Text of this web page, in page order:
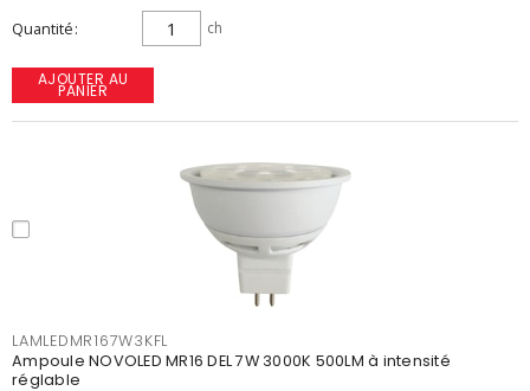
Quantité ch
AJOUTER AU
PANIER
LAMLEDMR167W3KFL
Ampoule NOVOLED MR16 DEL 7W 3000K 500LM à intensité
réglable